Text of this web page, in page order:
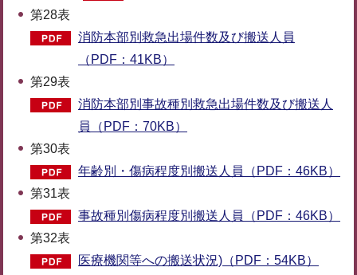
第28表
消防本部別救急出場件数及び搬送人員
（PDF：41KB）
第29表
消防本部別事故種別救急出場件数及び搬送人
員（PDF：70KB）
第30表
年齢別・傷病程度別搬送人員（PDF：46KB）
第31表
事故種別傷病程度別搬送人員（PDF：46KB）
第32表
医療機関等への搬送状況)（PDF：54KB）